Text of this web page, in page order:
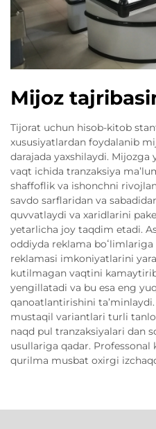
Mijoz
Tijorat uchun hisob-kitob
xususiyatlardan foydalanib
darajada yaxshilaydi.
vaqt ichida tranzaksiya
shaffoflik va ishonchni
savdo sarflaridan va
quvvatlaydi va xaridlarini
yetarlicha joy taqdim etadi.
oddiyda reklama
reklamasi imkoniyatlarini
kutilmagan vaqtini
yengillatadi va bu esa eng
qanoatlantirishini
mustaqil variantlari turli
naqd pul tranzaksiyalari dan
usullariga qadar. Professonal
qurilma musbat oxirgi